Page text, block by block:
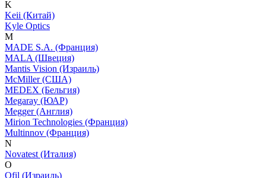
K
Keii (Китай)
Kyle Optics
M
MADE S.A. (Франция)
MALA (Швеция)
Mantis Vision (Израиль)
McMiller (США)
MEDEX (Бельгия)
Megaray (ЮАР)
Megger (Англия)
Mirion Technologies (Франция)
Multinnov (Франция)
N
Novatest (Италия)
O
Ofil (Израиль)